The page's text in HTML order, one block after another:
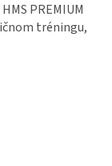
PREMIUM
tréningu,